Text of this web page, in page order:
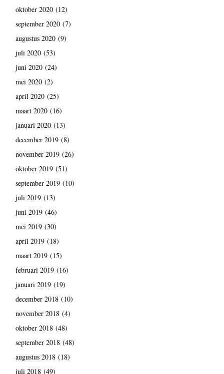
oktober 2020(12)
september 2020(7)
augustus 2020(9)
juli 2020(53)
juni 2020(24)
mei 2020(2)
april 2020(25)
maart 2020(16)
januari 2020(13)
december 2019(8)
november 2019(26)
oktober 2019(51)
september 2019(10)
juli 2019(13)
juni 2019(46)
mei 2019(30)
april 2019(18)
maart 2019(15)
februari 2019(16)
januari 2019(19)
december 2018(10)
november 2018(4)
oktober 2018(48)
september 2018(48)
augustus 2018(18)
juli 2018(49)